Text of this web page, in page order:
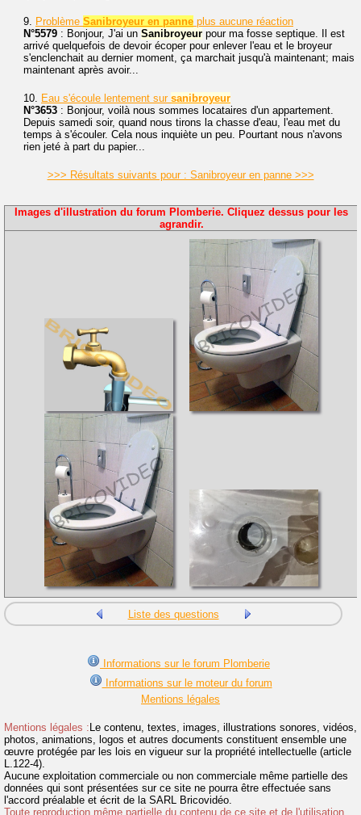
9. Problème Sanibroyeur en panne plus aucune réaction
N°5579 : Bonjour, J'ai un Sanibroyeur pour ma fosse septique. Il est
arrivé quelquefois de devoir écoper pour enlever l'eau et le broyeur
s'enclenchait au dernier moment, ça marchait jusqu'à maintenant; mais
maintenant après avoir...
10. Eau s'écoule lentement sur sanibroyeur
N°3653 : Bonjour, voilà nous sommes locataires d'un appartement.
Depuis samedi soir, quand nous tirons la chasse d'eau, l'eau met du
temps à s'écouler. Cela nous inquiète un peu. Pourtant nous n'avons
rien jeté à part du papier...
>>> Résultats suivants pour : Sanibroyeur en panne >>>
Images d'illustration du forum Plomberie. Cliquez dessus pour les
agrandir.
Liste des questions
Informations sur le forum Plomberie
Informations sur le moteur du forum
Mentions légales
Mentions légales :Le contenu, textes, images, illustrations sonores, vidéos,
photos, animations, logos et autres documents constituent ensemble une
œuvre protégée par les lois en vigueur sur la propriété intellectuelle (article
L.122-4).
Aucune exploitation commerciale ou non commerciale même partielle des
données qui sont présentées sur ce site ne pourra être effectuée sans
l'accord préalable et écrit de la SARL Bricovidéo.
Toute reproduction même partielle du contenu de ce site et de l'utilisation